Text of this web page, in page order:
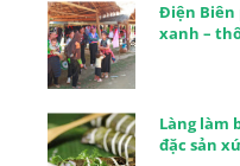
Điện
xanh –
Làng làm
đặc sản